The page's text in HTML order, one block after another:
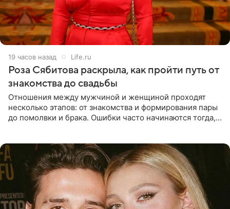
19 часов назад Life.ru
Роза Сябитова раскрыла, как пройти путь от
знакомства до свадьбы
Отношения между мужчиной и женщиной проходят
несколько этапов: от знакомства и формирования пары
до помолвки и брака. Ошибки часто начинаются тогда,